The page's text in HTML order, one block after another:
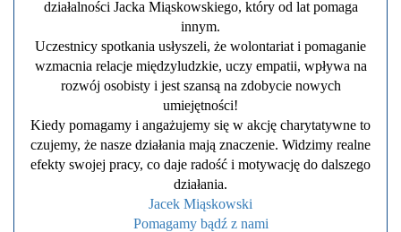
działalności Jacka Miąskowskiego, który od lat pomaga
innym.
Uczestnicy spotkania usłyszeli, że wolontariat i pomaganie
wzmacnia relacje międzyludzkie, uczy empatii, wpływa na
rozwój osobisty i jest szansą na zdobycie nowych
umiejętności!
Kiedy pomagamy i angażujemy się w akcję charytatywne to
czujemy, że nasze działania mają znaczenie. Widzimy realne
efekty swojej pracy, co daje radość i motywację do dalszego
działania.
Jacek Miąskowski
Pomagamy bądź z nami